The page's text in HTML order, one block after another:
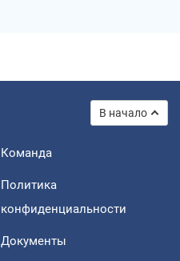
В начало
Команда
Политика
конфиденциальности
Документы